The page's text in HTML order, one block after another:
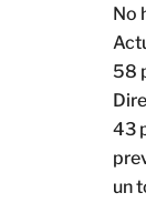
No
58
43
un